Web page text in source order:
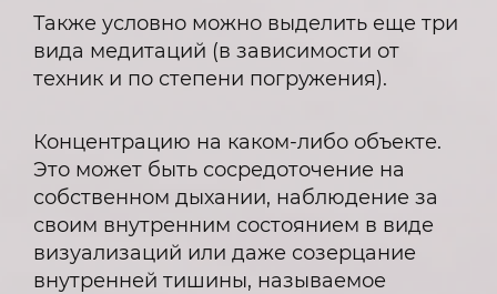
Также условно можно выделить еще три
вида медитаций (в зависимости от
техник и по степени погружения).
Концентрацию на каком-либо объекте.
Это может быть сосредоточение на
собственном дыхании, наблюдение за
своим внутренним состоянием в виде
визуализаций или даже созерцание
внутренней тишины, называемое